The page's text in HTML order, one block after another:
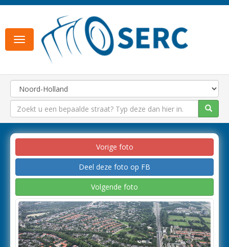
Toggle
navigation
Vorige foto
Deel deze foto op FB
Volgende foto